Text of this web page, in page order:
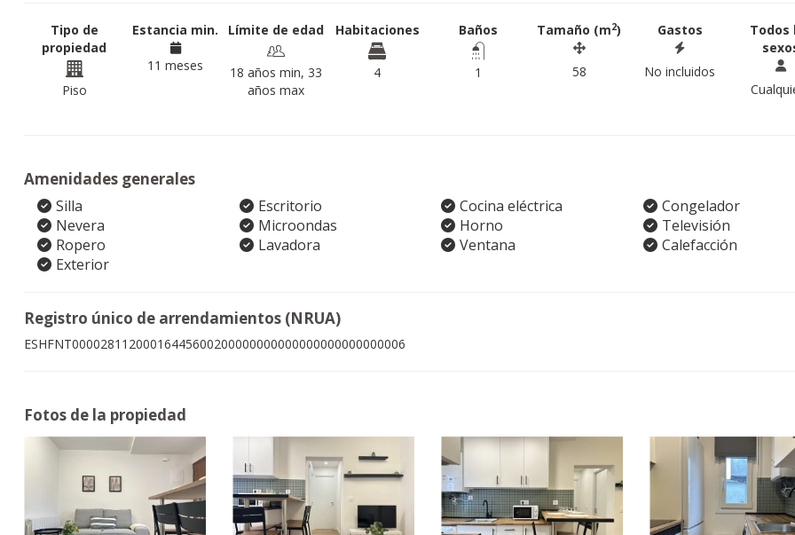
Tipo de
propiedad
Piso
Estancia min.
11 meses
Límite de edad
18 años min, 33
años max
Habitaciones
4
Baños
1
Tamaño (m2)
58
Gastos
No incluidos
Todos
Amenidades generales
Silla Escritorio Cocina eléctrica
Congelador
Nevera
Microondas Horno
Televisión
Ropero
Lavadora Ventana
Calefacción
Exterior
Registro único de arrendamientos (NRUA)
ESHFNT00002811200016445600200000000000000000000000006
Fotos de la propiedad